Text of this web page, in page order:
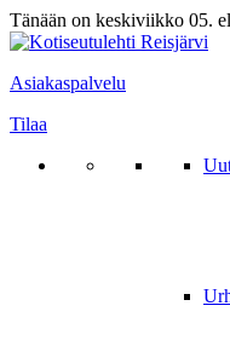
Tänään on keskiviikko 05.
Asiakaspalvelu
Tilaa